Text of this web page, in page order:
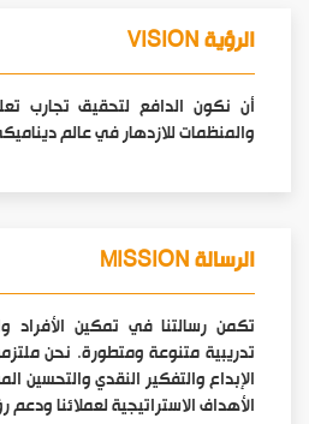
الرؤية VISION
أن نكون الدافع لتحقيق تجارب
والمنظمات للازدهار في عالم
الرسالة MISSION
تكمن رسالتنا في تمكين الأفراد
تدريبية متنوعة ومتطورة. نحن
الإبداع والتفكير النقدي والتحسين
الأهداف الاستراتيجية لعملائنا ودعم رؤية